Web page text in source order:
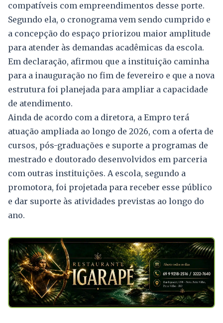
compatíveis com empreendimentos desse porte.
Segundo ela, o cronograma vem sendo cumprido e
a concepção do espaço priorizou maior amplitude
para atender às demandas acadêmicas da escola.
Em declaração, afirmou que a instituição caminha
para a inauguração no fim de fevereiro e que a nova
estrutura foi planejada para ampliar a capacidade
de atendimento.
Ainda de acordo com a diretora, a Empro terá
atuação ampliada ao longo de 2026, com a oferta de
cursos, pós-graduações e suporte a programas de
mestrado e doutorado desenvolvidos em parceria
com outras instituições. A escola, segundo a
promotora, foi projetada para receber esse público
e dar suporte às atividades previstas ao longo do
ano.